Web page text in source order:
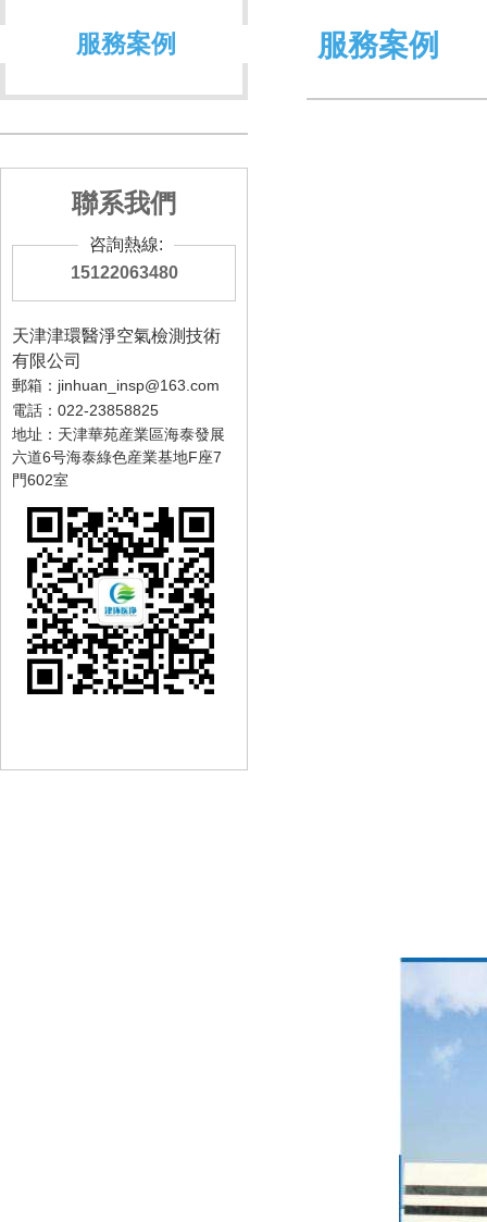
服務案例
聯系我們
咨詢熱線:
15122063480
天津津環醫淨空氣檢測技術
有限公司
郵箱：jinhuan_insp@163.com
電話：022-23858825
地址：天津華苑産業區海泰發展
六道6号海泰綠色産業基地F座7
門602室
服務案例